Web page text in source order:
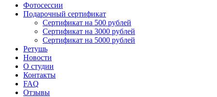
Фотосессии
Подарочный сертификат
Сертификат на 500 рублей
Сертификат на 3000 рублей
Сертификат на 5000 рублей
Ретушь
Новости
О студии
Контакты
FAQ
Отзывы